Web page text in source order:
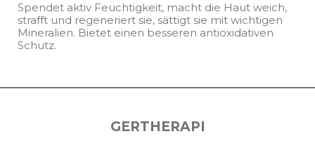
Spendet aktiv Feuchtigkeit, macht die Haut weich,
strafft und regeneriert sie, sättigt sie mit wichtigen
Mineralien. Bietet einen besseren antioxidativen
Schutz.
GERTHERAPI